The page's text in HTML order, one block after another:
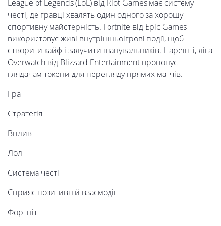
League of Legends (LoL) від Riot Games має систему
честі, де гравці хвалять один одного за хорошу
спортивну майстерність. Fortnite від Epic Games
використовує живі внутрішньоігрові події, щоб
створити кайф і залучити шанувальників. Нарешті, ліга
Overwatch від Blizzard Entertainment пропонує
глядачам токени для перегляду прямих матчів.
Гра
Стратегія
Вплив
Лол
Система честі
Сприяє позитивній взаємодії
Фортніт